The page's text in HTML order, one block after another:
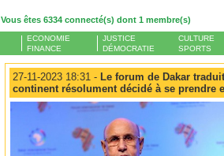
Vous êtes 6334 connecté(s) dont 1 membre(s)
ECONOMIE
FINANCE
JUSTICE
DÉMOCRATIE
CULTURE
SPORTS
27-11-2023 18:31 - Le forum de Dakar
continent résolument décidé à se prendre